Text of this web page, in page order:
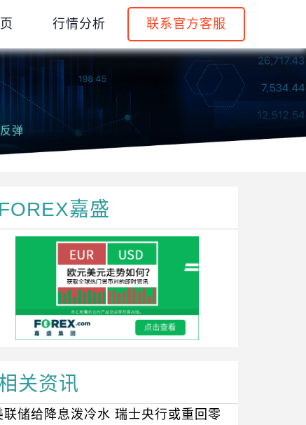
行情分析 联系官方客服
弹
FOREX嘉盛
关资讯
联储给降息泼冷水 瑞士央行或重回零